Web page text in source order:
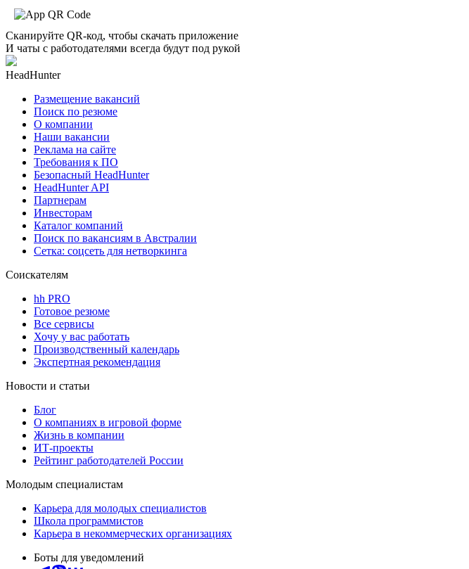
Сканируйте QR-код, чтобы скачать приложение
И чаты с работодателями всегда будут под рукой
HeadHunter
Размещение вакансий
Поиск по резюме
О компании
Наши вакансии
Реклама на сайте
Требования к ПО
Безопасный HeadHunter
HeadHunter API
Партнерам
Инвесторам
Каталог компаний
Поиск по вакансиям в Австралии
Сетка: соцсеть для нетворкинга
Соискателям
hh PRO
Готовое резюме
Все сервисы
Хочу у вас работать
Производственный календарь
Экспертная рекомендация
Новости и статьи
Блог
О компаниях в игровой форме
Жизнь в компании
ИТ-проекты
Рейтинг работодателей России
Молодым специалистам
Карьера для молодых специалистов
Школа программистов
Карьера в некоммерческих организациях
Боты для уведомлений